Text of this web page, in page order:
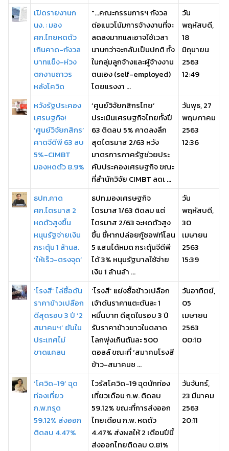
เปิดรายงานก
นง. : มอง
ศก.ไทยหดตัว
เกินคาด-กังวล
บาทแข็ง-ห่วง
ตกงานถาวร
หลังโควิด
"...คณะกรรมการฯ กังวล
ต่อแนวโน้มการจ้างงานที่จะ
ลดลงมากและอาจใช้เวลา
นานกว่าจะกลับเป็นปกติ ทั้ง
ในกลุ่มลูกจ้างและผู้จ้างงาน
ตนเอง (self-employed)
โดยแรงงา ...
วัน
พฤหัสบดี,
18
มิถุนายน
2563
12:49
หวังรัฐประคอง
เศรษฐกิจ!
‘ศูนย์วิจัยกสิกร’
คาดจีดีพี 63 ลบ
5%-CIMBT
มองหดตัว 8.9%
‘ศูนย์วิจัยกสิกรไทย’
ประเมินเศรษฐกิจไทยทั้งปี
63 ติดลบ 5% คาดลงลึก
สุดไตรมาส 2/63 หวัง
มาตรการภาครัฐช่วยประ
คับประคองเศรษฐกิจ ขณะ
ที่สำนักวิจัย CIMBT ลดเ ...
วันพุธ, 27
พฤษภาคม
2563
12:36
ธปท.คาด
ศก.ไตรมาส 2
หดตัวสูงขึ้น
หนุนรัฐจ่ายเงิน
กระตุ้น 1 ล้านล.
‘ให้เร็ว-ตรงจุด’
ธปท.มองเศรษฐกิจ
ไตรมาส 1/63 ติดลบ แต่
ไตรมาส 2/63 จะหดตัวสูง
ขึ้น ชี้หากปล่อยกู้ซอฟท์โลน
5 แสนได้หมด กระตุ้นจีดีพี
ได้ 3% หนุนรัฐบาลใช้จ่าย
เงิน 1 ล้านล้า ...
วัน
พฤหัสบดี,
30
เมษายน
2563
15:39
‘โรงสี’ ไล่ซื้อดัน
ราคาข้าวเปลือก
ดีสุดรอบ 3 ปี ‘2
สมาคมฯ’ ยันใน
ประเทศไม่
ขาดแคลน
‘โรงสี’ แย่งซื้อข้าวเปลือก
เจ้าดันราคาแตะตันละ 1
หมื่นบาท ดีสุดในรอบ 3 ปี
รับราคาข้าวขาวในตลาด
โลกพุ่งเกินตันละ 500
ดอลล์ ขณะที่ ‘สมาคมโรงสี
ข้าว-สมาคมช ...
วันอาทิตย์,
05
เมษายน
2563
00:10
‘โควิด-19’ ฉุด
ท่องเที่ยว
ก.พ.ทรุด
59.12% ส่งออก
ติดลบ 4.47%
ไวรัสโควิด-19 ฉุดนักท่อง
เที่ยวเดือน ก.พ. ติดลบ
59.12% ขณะที่การส่งออก
ไทยเดือน ก.พ. หดตัว
4.47% ส่งผลให้ 2 เดือนปีนี้
ส่งออกไทยติดลบ 0.81%
วันจันทร์,
23 มีนาคม
2563
20:11